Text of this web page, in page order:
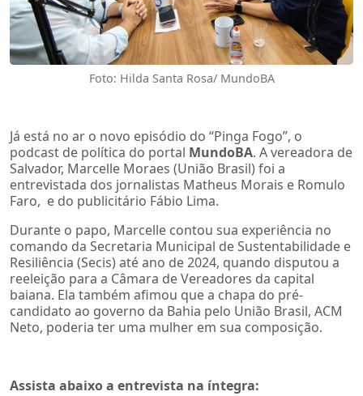
Foto: Hilda Santa Rosa/ MundoBA
Já está no ar o novo episódio do “Pinga Fogo”, o
podcast de política do portal MundoBA. A vereadora de
Salvador, Marcelle Moraes (União Brasil) foi a
entrevistada dos jornalistas Matheus Morais e Romulo
Faro, e do publicitário Fábio Lima.
Durante o papo, Marcelle contou sua experiência no
comando da Secretaria Municipal de Sustentabilidade e
Resiliência (Secis) até ano de 2024, quando disputou a
reeleição para a Câmara de Vereadores da capital
baiana. Ela também afimou que a chapa do pré-
candidato ao governo da Bahia pelo União Brasil, ACM
Neto, poderia ter uma mulher em sua composição.
Assista abaixo a entrevista na íntegra: